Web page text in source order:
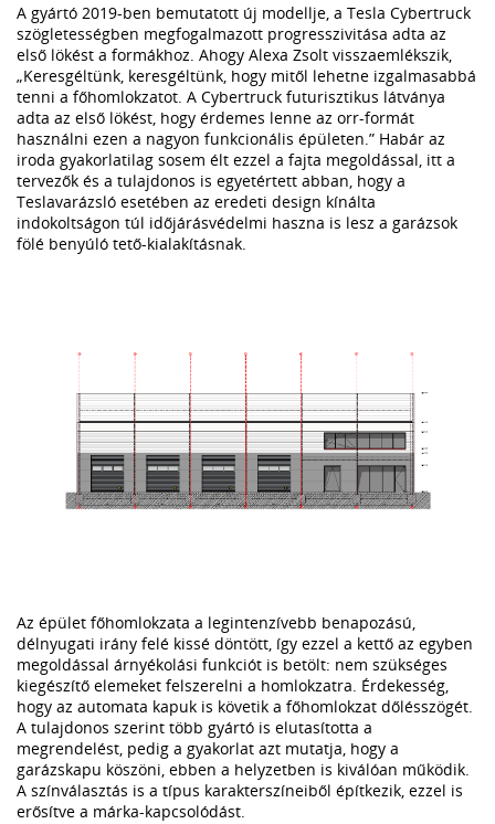
A gyártó 2019-ben bemutatott új modellje, a Tesla Cybertruck
szögletességben megfogalmazott progresszivitása adta az
első lökést a formákhoz. Ahogy Alexa Zsolt visszaemlékszik,
„Keresgéltünk, keresgéltünk, hogy mitől lehetne izgalmasabbá
tenni a főhomlokzatot. A Cybertruck futurisztikus látványa
adta az első lökést, hogy érdemes lenne az orr-formát
használni ezen a nagyon funkcionális épületen.” Habár az
iroda gyakorlatilag sosem élt ezzel a fajta megoldással, itt a
tervezők és a tulajdonos is egyetértett abban, hogy a
Teslavarázsló esetében az eredeti design kínálta
indokoltságon túl időjárásvédelmi haszna is lesz a garázsok
fölé benyúló tető-kialakításnak.
Az épület főhomlokzata a legintenzívebb benapozású,
délnyugati irány felé kissé döntött, így ezzel a kettő az egyben
megoldással árnyékolási funkciót is betölt: nem szükséges
kiegészítő elemeket felszerelni a homlokzatra. Érdekesség,
hogy az automata kapuk is követik a főhomlokzat dőlésszögét.
A tulajdonos szerint több gyártó is elutasította a
megrendelést, pedig a gyakorlat azt mutatja, hogy a
garázskapu köszöni, ebben a helyzetben is kiválóan működik.
A színválasztás is a típus karakterszíneiből építkezik, ezzel is
erősítve a márka-kapcsolódást.